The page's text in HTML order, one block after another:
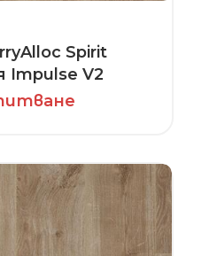
Spirit
Impulse V2